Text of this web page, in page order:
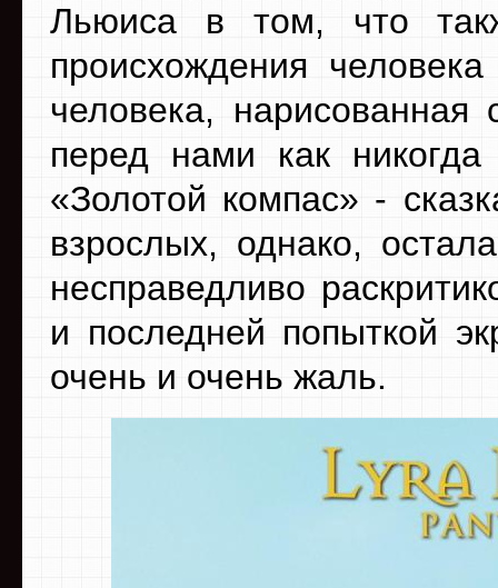
Льюиса в том, что
происхождения
человека,
перед нами как
«Золотой компас» -
взрослых, однако,
несправедливо
и последней попыткой
очень и очень жаль.